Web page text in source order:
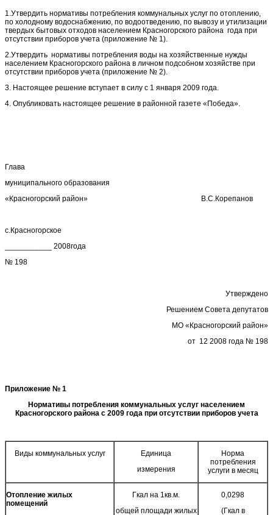
1.Утвердить нормативы потребления коммунальных услуг по отоплению,
по холодному водоснабжению, по водоотведению, по вывозу и утилизации
твердых бытовых отходов населением Красногорского района года при
отсутствии приборов учета (приложение № 1).
2.Утвердить нормативы потребления воды на хозяйственные нужды
населением Красногорского района в личном подсобном хозяйстве при
отсутствии приборов учета (приложение № 2).
3. Настоящее решение вступает в силу с 1 января 2009 года.
4. Опубликовать настоящее решение в районной газете «Победа».
Глава
муниципального образования
«Красногорский район» В.С.Корепанов
с.Красногорское
___________ 2008года
№ 198
Утверждено
Решением Совета депутатов
МО «Красногорский район»
от 12 2008 года № 198
Приложение № 1
Нормативы потребления коммунальных услуг населением
Красногорского района с 2009 года при отсутствии приборов учета
Виды коммунальных услуг
Единица
измерения
Норма
потребления
услуги в месяц
Отопление жилых
помещений
Гкал на 1кв.м.
общей площади жилых
0,0298
(Гкал в